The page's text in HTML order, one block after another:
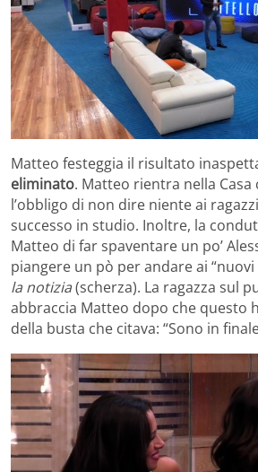
Matteo festeggia il risultato
eliminato. Matteo rientra nella
l’obbligo di non dire niente ai
successo in studio. Inoltre, la
Matteo di far spaventare un po’
piangere un pò per andare ai
la notizia(scherza). La ragazza sul
abbraccia Matteo dopo che questo
della busta che citava: “Sono in